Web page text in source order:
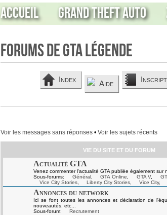
Accueil Grand Theft Auto
Forums de GTA Légende
Index Aide
Voir les messages sans réponses • Voir les sujets récents
VIE DU SITE ET DU FORUM
Actualité GTA
Venez commenter l'actualité GTA publiée également sur
Sous-forums:
Général, GTA Online GTA V,
Vice City Stories
Liberty City Stories Vice City,
Annonces du network
Ici se font toutes les annonces et déclaration de
nouveautés, etc...
Sous-forum:
Recrutement